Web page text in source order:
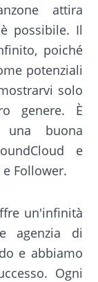
attira
possibile. Il
poiché
potenziali
solo
genere. È
buona
e
Follower.
un'infinità
agenzia di
e abbiamo
Ogni